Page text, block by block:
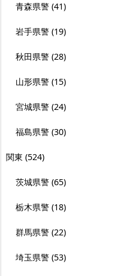
青森県警 (41)
岩手県警 (19)
秋田県警 (28)
山形県警 (15)
宮城県警 (24)
福島県警 (30)
関東 (524)
茨城県警 (65)
栃木県警 (18)
群馬県警 (22)
埼玉県警 (53)